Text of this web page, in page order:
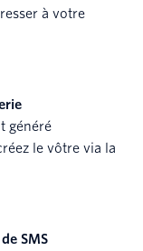
à votre
généré
le vôtre via la
SMS